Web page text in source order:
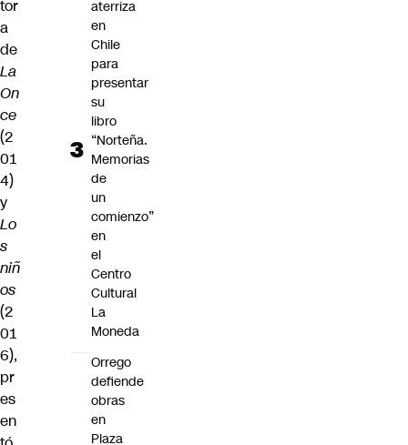
tor
a
de
La
On
ce
(2
01
4)
y
Lo
s
niñ
os
(2
01
6),
pr
es
en
aterriza
en
Chile
para
presentar
su
libro
“Norteña.
Memorias
de
un
comienzo”
en
el
Centro
Cultural
La
Moneda
Orrego
defiende
obras
en
Plaza